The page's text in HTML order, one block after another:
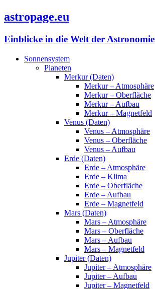
astropage.eu
Einblicke in die Welt der Astronomie
Sonnensystem
Planeten
Merkur (Daten)
Merkur – Atmosphäre
Merkur – Oberfläche
Merkur – Aufbau
Merkur – Magnetfeld
Venus (Daten)
Venus – Atmosphäre
Venus – Oberfläche
Venus – Aufbau
Erde (Daten)
Erde – Atmosphäre
Erde – Klima
Erde – Oberfläche
Erde – Aufbau
Erde – Magnetfeld
Mars (Daten)
Mars – Atmosphäre
Mars – Oberfläche
Mars – Aufbau
Mars – Magnetfeld
Jupiter (Daten)
Jupiter – Atmosphäre
Jupiter – Aufbau
Jupiter – Magnetfeld